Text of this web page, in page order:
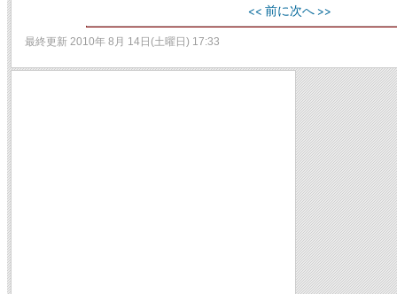
<< 前に次へ >>
最終更新 2010年 8月 14日(土曜日) 17:33